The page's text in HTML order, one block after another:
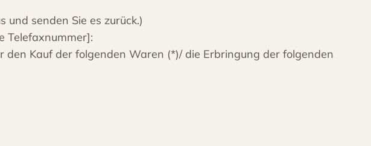
senden Sie es zurück.)
Telefaxnummer]:
Kauf der folgenden Waren (*)/ die Erbringung der folgenden